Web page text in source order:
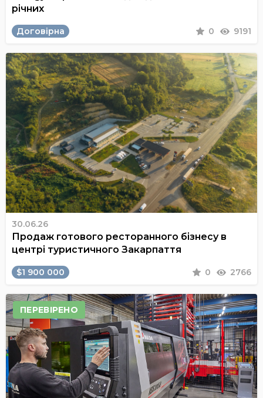
річних
Договірна 0 9191
30.06.26
Продаж готового ресторанного бізнесу в
центрі туристичного Закарпаття
$1 900 000 0 2766
ПЕРЕВІРЕНО